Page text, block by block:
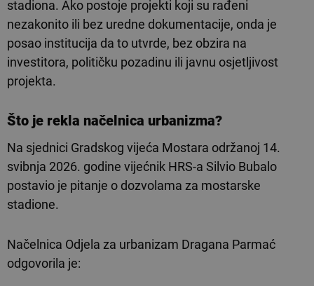
stadiona. Ako postoje projekti koji su rađeni
nezakonito ili bez uredne dokumentacije, onda je
posao institucija da to utvrde, bez obzira na
investitora, političku pozadinu ili javnu osjetljivost
projekta.
Što je rekla načelnica urbanizma?
Na sjednici Gradskog vijeća Mostara održanoj 14.
svibnja 2026. godine vijećnik HRS-a Silvio Bubalo
postavio je pitanje o dozvolama za mostarske
stadione.
Načelnica Odjela za urbanizam Dragana Parmać
odgovorila je: